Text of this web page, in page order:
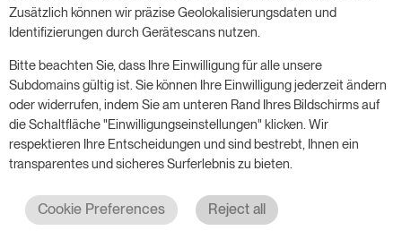
Ein Meeting buchen
Zusätzlich können wir präzise Geolokalisierungsdaten und
Identifizierungen durch Gerätescans nutzen.
Bitte beachten Sie, dass Ihre Einwilligung für alle unsere
Subdomains gültig ist. Sie können Ihre Einwilligung jederzeit ändern
oder widerrufen, indem Sie am unteren Rand Ihres Bildschirms auf
die Schaltfläche "Einwilligungseinstellungen" klicken. Wir
respektieren Ihre Entscheidungen und sind bestrebt, Ihnen ein
transparentes und sicheres Surferlebnis zu bieten.
Cookie Preferences Reject all